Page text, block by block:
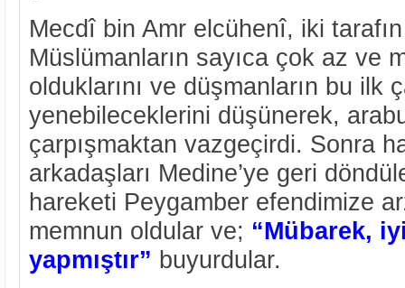
Mecdî bin Amr elcühenî, iki
Müslümanların sayıca çok az ve
olduklarını ve düşmanların bu ilk
yenebileceklerini düşünerek,
çarpışmaktan vazgeçirdi. Sonra
arkadaşları Medine’ye geri
hareketi Peygamber efendimize
memnun oldular ve; “Mübarek,
yapmıştır” buyurdular.